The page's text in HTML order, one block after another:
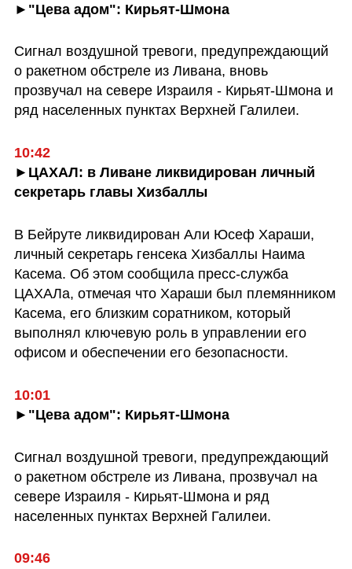
►"Цева адом": Кирьят-Шмона
Сигнал воздушной тревоги, предупреждающий
о ракетном обстреле из Ливана, вновь
прозвучал на севере Израиля - Кирьят-Шмона и
ряд населенных пунктах Верхней Галилеи.
10:42
►ЦАХАЛ: в Ливане ликвидирован личный
секретарь главы Хизбаллы
В Бейруте ликвидирован Али Юсеф Хараши,
личный секретарь генсека Хизбаллы Наима
Касема. Об этом сообщила пресс-служба
ЦАХАЛа, отмечая что Хараши был племянником
Касема, его близким соратником, который
выполнял ключевую роль в управлении его
офисом и обеспечении его безопасности.
10:01
►"Цева адом": Кирьят-Шмона
Сигнал воздушной тревоги, предупреждающий
о ракетном обстреле из Ливана, прозвучал на
севере Израиля - Кирьят-Шмона и ряд
населенных пунктах Верхней Галилеи.
09:46